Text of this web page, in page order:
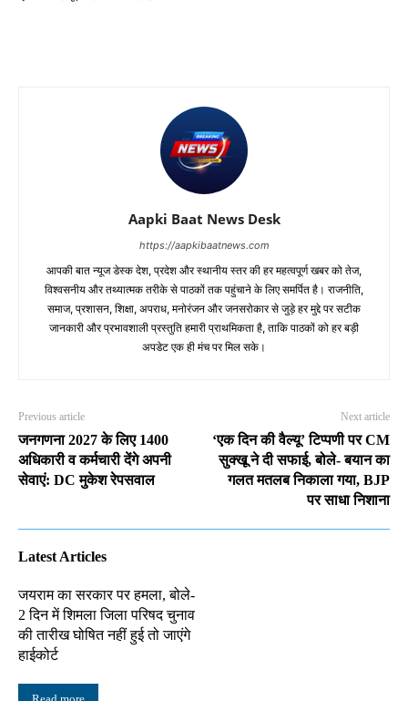
Aapki Baat News Desk
https://aapkibaatnews.com
आपकी बात न्यूज डेस्क देश, प्रदेश और स्थानीय स्तर की हर महत्वपूर्ण खबर को तेज,
विश्वसनीय और तथ्यात्मक तरीके से पाठकों तक पहुंचाने के लिए समर्पित है। राजनीति,
समाज, प्रशासन, शिक्षा, अपराध, मनोरंजन और जनसरोकार से जुड़े हर मुद्दे पर सटीक
जानकारी और प्रभावशाली प्रस्तुति हमारी प्राथमिकता है, ताकि पाठकों को हर बड़ी
अपडेट एक ही मंच पर मिल सके।
Previous article
जनगणना 2027 के लिए 1400
अधिकारी व कर्मचारी देंगे अपनी
सेवाएं: DC मुकेश रेपसवाल
Next article
‘एक दिन की वैल्यू’ टिप्पणी पर CM
सुक्खू ने दी सफाई, बोले- बयान का
गलत मतलब निकाला गया, BJP
पर साधा निशाना
Latest Articles
जयराम का सरकार पर हमला, बोले-
2 दिन में शिमला जिला परिषद चुनाव
की तारीख घोषित नहीं हुई तो जाएंगे
हाईकोर्ट